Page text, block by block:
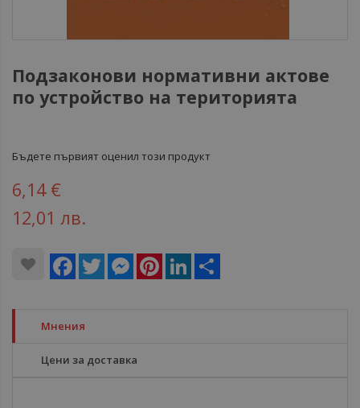
Подзаконови нормативни актове
по устройство на територията
Бъдете първият оценил този продукт
6,14 €
12,01 лв.
Facebook
Twitter MessengerPinterestLinkedIn
Мнения
Цени за доставка